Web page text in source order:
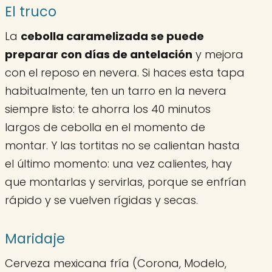
El truco
La cebolla caramelizada se puede
preparar con días de antelación y mejora
con el reposo en nevera. Si haces esta tapa
habitualmente, ten un tarro en la nevera
siempre listo: te ahorra los 40 minutos
largos de cebolla en el momento de
montar. Y las tortitas no se calientan hasta
el último momento: una vez calientes, hay
que montarlas y servirlas, porque se enfrían
rápido y se vuelven rígidas y secas.
Maridaje
Cerveza mexicana fría (Corona, Modelo,